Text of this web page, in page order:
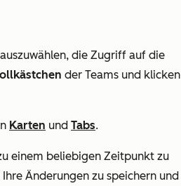
auszuwählen, die Zugriff auf die
der Teams und klicken
Karten und Tabs.
einem beliebigen Zeitpunkt zu
Ihre Änderungen zu speichern und